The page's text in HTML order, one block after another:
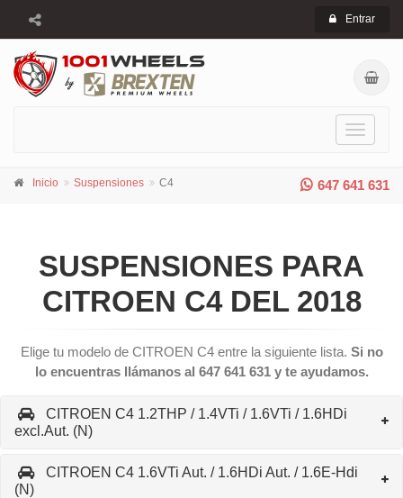
Entrar
Toggle
647 641 631
Inicio Suspensiones C4
SUSPENSIONES PARA
CITROEN C4 DEL 2018
Elige tu modelo de CITROEN C4 entre la siguiente lista. Si no
lo encuentras llámanos al 647 641 631 y te ayudamos.
CITROEN C4 1.2THP / 1.4VTi / 1.6VTi / 1.6HDi
excl.Aut. (N)
CITROEN C4 1.6VTi Aut. / 1.6HDi Aut. / 1.6E-Hdi
(N)